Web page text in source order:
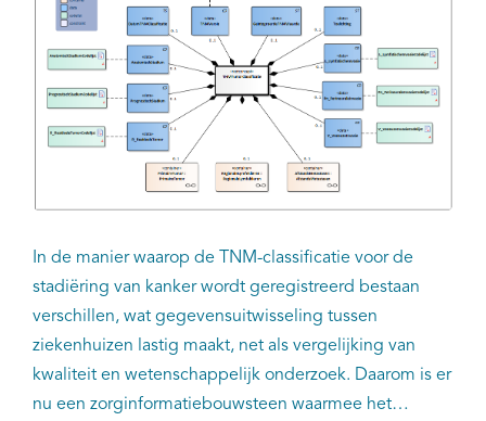
In de manier waarop de TNM-classificatie voor de
stadiëring van kanker wordt geregistreerd bestaan
verschillen, wat gegevensuitwisseling tussen
ziekenhuizen lastig maakt, net als vergelijking van
kwaliteit en wetenschappelijk onderzoek. Daarom is er
nu een zorginformatiebouwsteen waarmee het